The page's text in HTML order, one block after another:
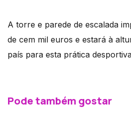
A torre e parede de escalada
de cem mil euros e estará à
país para esta prática
Pode também gostar